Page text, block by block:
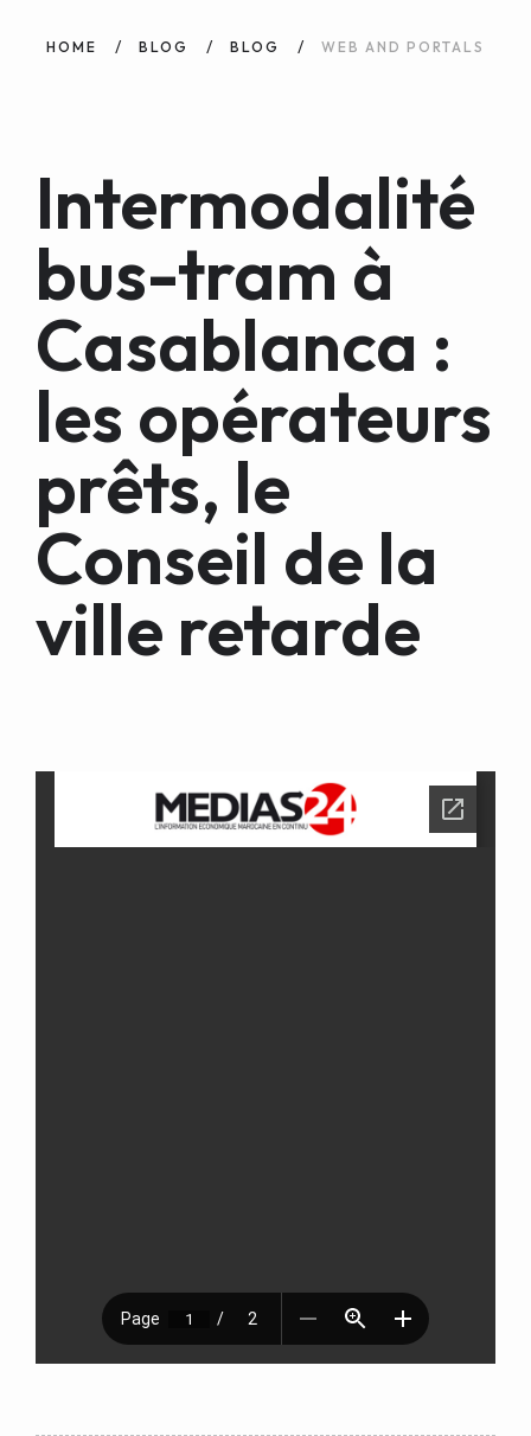
HOME BLOG BLOG WEB AND PORTALS
Intermodalité
bus-tram à
Casablanca :
les opérateurs
prêts, le
Conseil de la
ville retarde